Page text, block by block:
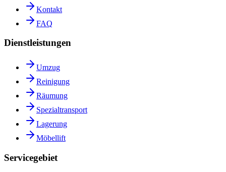
Kontakt
FAQ
Dienstleistungen
Umzug
Reinigung
Räumung
Spezialtransport
Lagerung
Möbellift
Servicegebiet